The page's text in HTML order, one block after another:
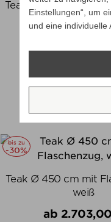
Teak Ø 400 cm mit
grau-
ab
Preis
bis zu
-30%
Teak Ø 450 cm mit
weiß
ab
Einstellungen“, um
und eine individuelle